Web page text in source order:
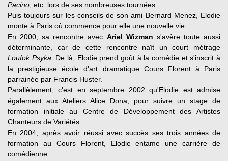
Pacino , etc. lors de ses nombreuses tournées.
Puis toujours sur les conseils de son ami Bernard Menez, Elodie
monte à Paris où commence pour elle une nouvelle vie.
En 2000, sa rencontre avec Ariel Wizman s'avère toute aussi
déterminante, car de cette rencontre naît un court métrage
Loufok Psyka . De là, Elodie prend goût à la comédie et s'inscrit à
la prestigieuse école d'art dramatique Cours Florent à Paris
parrainée par Francis Huster.
Parallèlement, c'est en septembre 2002 qu'Elodie est admise
également aux Ateliers Alice Dona, pour suivre un stage de
formation initiale au Centre de Développement des Artistes
Chanteurs de Variétés.
En 2004, après avoir réussi avec succès ses trois années de
formation au Cours Florent, Elodie entame une carrière de
comédienne.